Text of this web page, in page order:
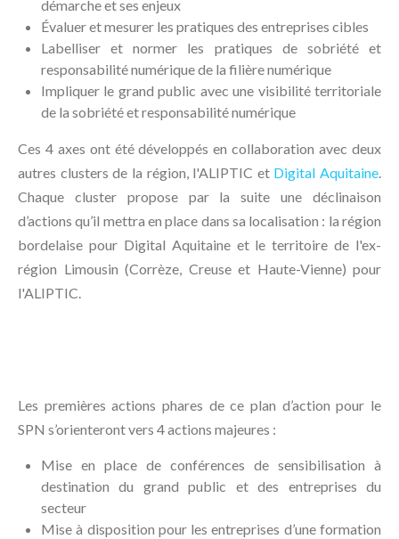
démarche et ses enjeux
Évaluer et mesurer les pratiques des entreprises cibles
Labelliser et normer les pratiques de sobriété et
responsabilité numérique de la filière numérique
Impliquer le grand public avec une visibilité territoriale
de la sobriété et responsabilité numérique
Ces 4 axes ont été développés en collaboration avec deux
autres clusters de la région, l'ALIPTIC et Digital Aquitaine.
Chaque cluster propose par la suite une déclinaison
d’actions qu’il mettra en place dans sa localisation : la région
bordelaise pour Digital Aquitaine et le territoire de l'ex-
région Limousin (Corrèze, Creuse et Haute-Vienne) pour
l'ALIPTIC.
Les premières actions phares de ce plan d’action pour le
SPN s’orienteront vers 4 actions majeures :
Mise en place de conférences de sensibilisation à
destination du grand public et des entreprises du
secteur
Mise à disposition pour les entreprises d’une formation